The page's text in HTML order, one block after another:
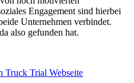
Engagement sind hierbei
Unternehmen verbindet.
also gefunden hat.
Truck Trial Webseite